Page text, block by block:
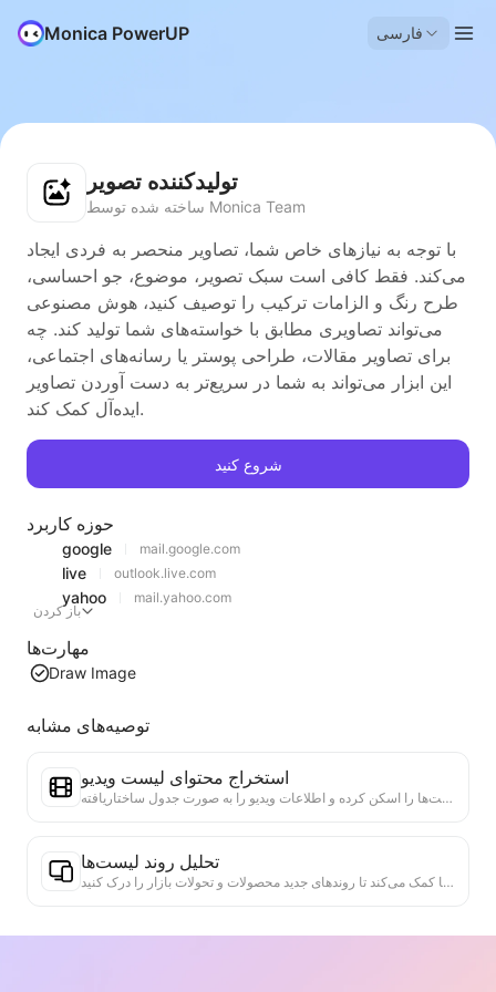
Monica PowerUP فارسی
تولیدکننده تصویر
ساخته شده توسط Monica Team
با توجه به نیازهای خاص شما، تصاویر منحصر به فردی ایجاد
می‌کند. فقط کافی است سبک تصویر، موضوع، جو احساسی،
طرح رنگ و الزامات ترکیب را توصیف کنید، هوش مصنوعی
می‌تواند تصاویری مطابق با خواسته‌های شما تولید کند. چه
برای تصاویر مقالات، طراحی پوستر یا رسانه‌های اجتماعی،
این ابزار می‌تواند به شما در سریع‌تر به دست آوردن تصاویر
ایده‌آل کمک کند.
شروع کنید
حوزه کاربرد
google mail.google.com
live outlook.live.com
yahoo
mail.yahoo.com
باز کردن
مهارت‌ها
Draw Image
توصیه‌های مشابه
استخراج محتوای لیست ویدیو
یک ابزار کارآمد برای استخراج محتوای ویدئویی از وب‌سایت‌ها که می‌تواند به سرعت وب‌سایت‌ها را اسکن کرده و اطلاعات ویدیو را به صورت جدول ساختاریافته Markdown سازماندهی کند.
تحلیل روند لیست‌ها
تحلیل داده‌های لیست‌های فعلی صفحه، تولید گزارش روند. شناسایی دسته‌های محبوب، نوع محصولات در حال رشد سریع و فناوری‌های نوظهور. ارائه بینش‌های فوری بازار، به شما کمک می‌کند تا روندهای جدید محصولات و تحولات بازار را درک کنید.